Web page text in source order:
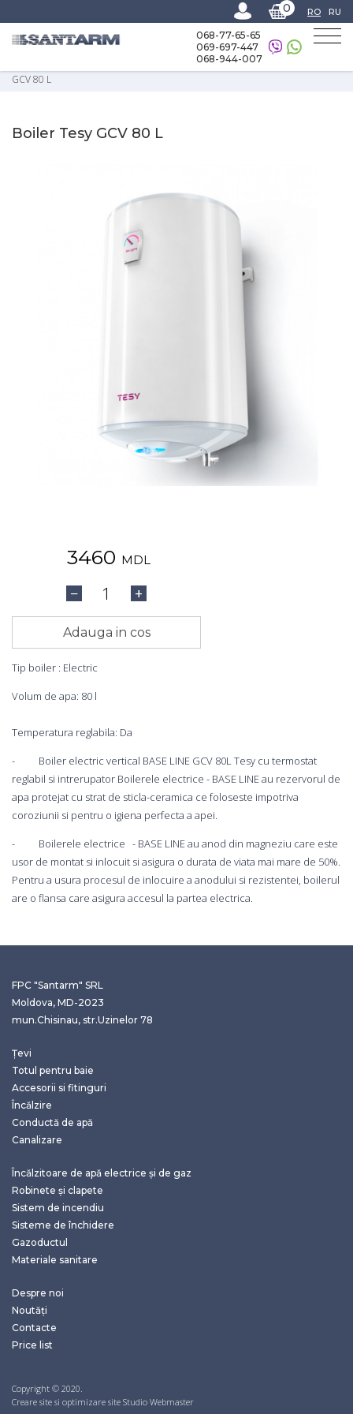
0 RO RU
068-77-65-65
069-697-447
068-944-007
Încălzitoare de apă electrice și de gaz- Boilere
GCV 80 L
Boiler Tesy GCV 80 L
3460 MDL
− 1 +
Adauga in cos
Tip boiler : Electric
Volum de apa: 80 l
Temperatura reglabila: Da
- Boiler electric vertical BASE LINE GCV 80L Tesy cu termostat
reglabil si intrerupator Boilerele electrice - BASE LINE au rezervorul de
apa protejat cu strat de sticla-ceramica ce foloseste impotriva
coroziunii si pentru o igiena perfecta a apei.
- Boilerele electrice - BASE LINE au anod din magneziu care este
usor de montat si inlocuit si asigura o durata de viata mai mare de 50%.
Pentru a usura procesul de inlocuire a anodului si rezistentei, boilerul
are o flansa care asigura accesul la partea electrica.
FPC "Santarm" SRL
Moldova, MD-2023
mun.Chisinau, str.Uzinelor 78
Țevi
Totul pentru baie
Accesorii si fitinguri
Încălzire
Conductă de apă
Canalizare
Încălzitoare de apă electrice și de gaz
Robinete și clapete
Sistem de incendiu
Sisteme de închidere
Gazoductul
Materiale sanitare
Despre noi
Noutăți
Contacte
Price list
Copyright © 2020.
Creare site si optimizare site Studio Webmaster